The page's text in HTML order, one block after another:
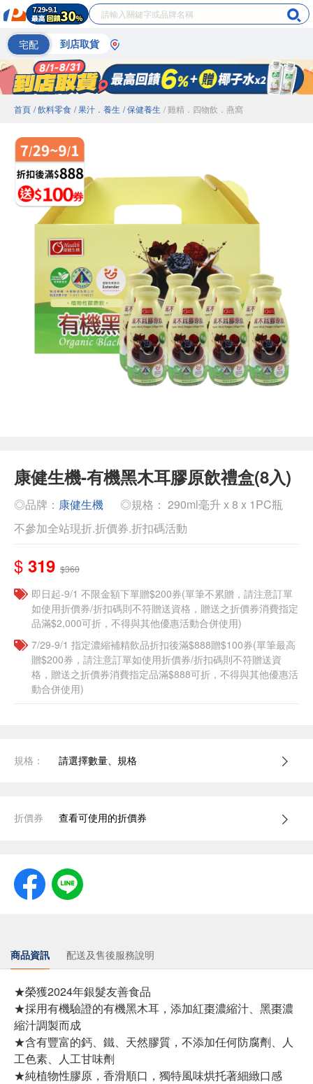
宅配 到店取貨
首頁 / 飲料零食 / 果汁．養生 / 保健養生 / 雞精．四物飲．燕窩
康健生機-有機黑木耳膠原飲禮盒(8入)
◎品牌： 康健生機
◎規格： 290ml毫升 x 8 x 1PC瓶
不參加全站現折.折價券.折扣碼活動
$ 319 $360
即日起-9/1 不限金額下單贈$200券(單筆不累贈，請注意訂單
如使用折價券/折扣碼則不符贈送資格，贈送之折價券消費指定
品滿$2,000可折，不得與其他優惠活動合併使用)
7/29-9/1 指定濃縮補精飲品​折扣後滿$888贈$100券(單筆最高
贈$200券，請注意訂單如使用折價券/折扣碼則不符贈送資
格，贈送之折價券消費指定品滿$888可折，不得與其他優惠活
動合併使用)
規格： 請選擇數量、規格
折價券 查看可使用的折價券
商品資訊 配送及售後服務說明
★榮獲2024年銀髮友善食品
★採用有機驗證的有機黑木耳，添加紅棗濃縮汁、黑棗濃
縮汁調製而成
★含有豐富的鈣、鐵、天然膠質，不添加任何防腐劑、人
工色素、人工甘味劑
★純植物性膠原，香滑順口，獨特風味烘托著細緻口感